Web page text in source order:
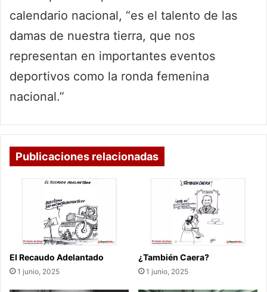
calendario nacional, “es el talento de las
damas de nuestra tierra, que nos
representan en importantes eventos
deportivos como la ronda femenina
nacional.”
Publicaciones relacionadas
El Recaudo Adelantado
1 junio, 2025
¿También Caera?
1 junio, 2025